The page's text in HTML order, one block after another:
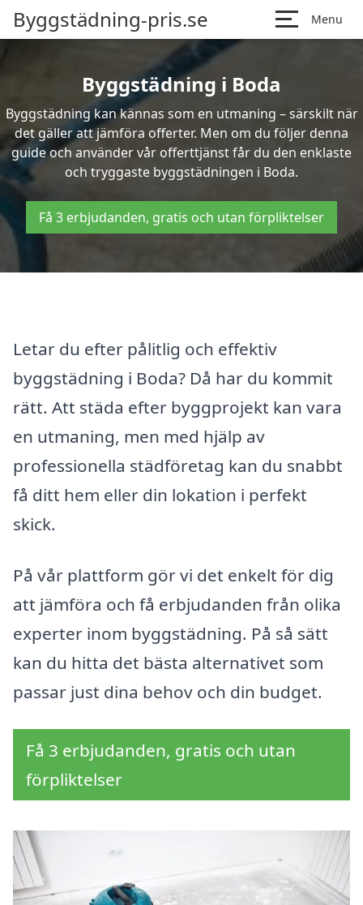
Byggstädning-pris.se Menu
Byggstädning i Boda
Byggstädning kan kännas som en utmaning – särskilt när
det gäller att jämföra offerter. Men om du följer denna
guide och använder vår offerttjänst får du den enklaste
och tryggaste byggstädningen i Boda.
Få 3 erbjudanden, gratis och utan förpliktelser
Letar du efter pålitlig och effektiv
byggstädning i Boda? Då har du kommit
rätt. Att städa efter byggprojekt kan vara
en utmaning, men med hjälp av
professionella städföretag kan du snabbt
få ditt hem eller din lokation i perfekt
skick.
På vår plattform gör vi det enkelt för dig
att jämföra och få erbjudanden från olika
experter inom byggstädning. På så sätt
kan du hitta det bästa alternativet som
passar just dina behov och din budget.
Få 3 erbjudanden, gratis och utan
förpliktelser